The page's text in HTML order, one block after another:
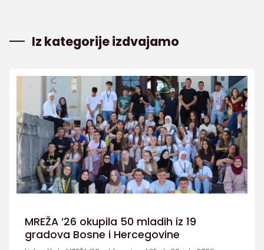
Iz kategorije izdvajamo
MREŽA ’26 okupila 50 mladih iz 19
gradova Bosne i Hercegovine